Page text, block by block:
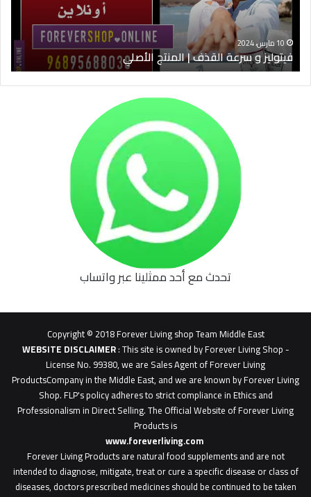
الأصلي
10 مارس، 2024
فيتوليز و سرعة القذف | المنتج الأصلي
تحدث مع أحد ممثلينا عبر واتساب
Copyright © 2018 Forever Living shop Team Middle East
WEBSITE DISCLAIMER: This site is owned by Forever Living Shop -
License No. 99380, we are Sales Agent of Forever Living
ProductsCompany in the Middle East, and we are known by Forever Living
Shop. FLP's policy adheres to strict compliance in Ethics and
Professionalism in Direct Selling. The Official Website of Forever Living
Products is
www.foreverliving.com
Forever Living Products are natural food supplements and are not
intended to diagnose, mitigate, treat or cure a specific disease or class of
diseases, doctors prescribed medicines should be continued to be taken